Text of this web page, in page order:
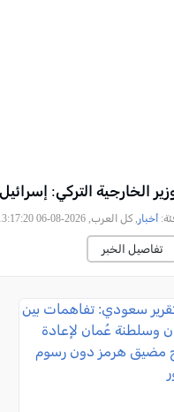
الخارجية التركي:
أخبار , كل العرب, 2026-08-06 13:17:20
تفاصيل الخبر